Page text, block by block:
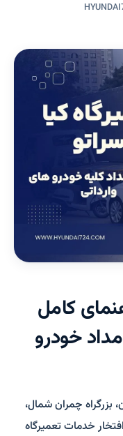
کامل
خودرو
با آدرس “تهران، بزرگراه چمران شمال،
خدمات تعمیرگاه